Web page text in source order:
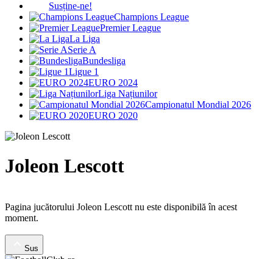
Susține-ne!
Champions League
Premier League
La Liga
Serie A
Bundesliga
Ligue 1
EURO 2024
Liga Națiunilor
Campionatul Mondial 2026
EURO 2020
Joleon Lescott
Pagina jucătorului Joleon Lescott nu este disponibilă în acest
moment.
Sus